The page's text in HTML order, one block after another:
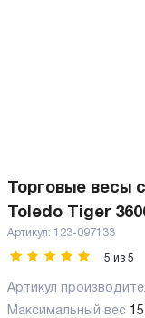
Торговые весы
Toledo Tiger
Артикул: 123-097133
5 из 5
Артикул
Максимальный вес